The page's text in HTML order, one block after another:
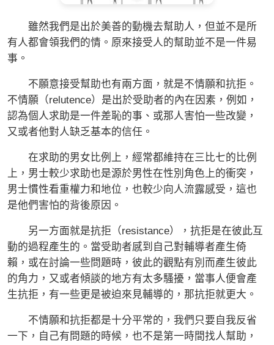
雖然我們是出於美善的動機去幫助人，但並不是所
有人都會領我們的情。原來接受人的幫助並不是一件易
事。
不願意接受幫助也有兩方面，就是不情願和抗拒。
不情願（relutence）是出於受助者的內在因素，例如，
認為個人求助是一件差恥的事、或那人害怕一些改變，
又或者他對人缺乏基本的信任。
在求助的男女比例上，經常都維持在三比七的比例
上，男士較少求助也是源於男性在性別角色上的衝突，
男士慣性看重權力和地位，也較少向人流露感受，這也
是他們害怕的背後原因。
另一方面就是抗拒（resistance），抗拒是在彼此互
動的過程產生的。當受助者感到自己對輔導者產生倚
賴，或在討論一些問題時，彼此的觀點有別而產生彼此
的角力，又或者傾談的地方有太多騷擾，當事人便會產
生抗拒，有一些更是被迫來見輔導的，那抗拒就更大。
不情願和抗拒都是十分平常的，我們只要自我反省
一下，自己有問題的時候，也不是第一時間找人幫助，